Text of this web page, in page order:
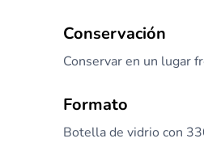
Conservación
Conservar en un lugar
Formato
Botella de vidrio con